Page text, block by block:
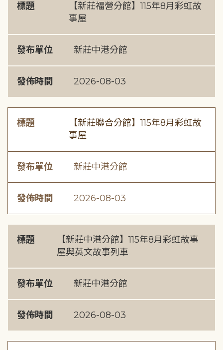
標題
【新莊福營分館】115年8月彩虹故
事屋
發布單位 新莊中港分館
發佈時間 2026-08-03
標題
【新莊聯合分館】115年8月彩虹故
事屋
發布單位 新莊中港分館
發佈時間 2026-08-03
標題
【新莊中港分館】115年8月彩虹故事
屋與英文故事列車
發布單位 新莊中港分館
發佈時間 2026-08-03